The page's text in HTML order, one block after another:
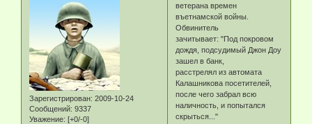
Зарегистрирован: 2009-10-24
Сообщений: 9337
Уважение: [+0/-0]
ветерана времен
въетнамской войны.
Обвинитель
зачитывает: "Под покровом
дождя, подсудимый Джон Доу
зашел в банк,
расстрелял из автомата
Калашникова посетителей,
после чего забрал всю
наличность, и попытался
скрыться..."